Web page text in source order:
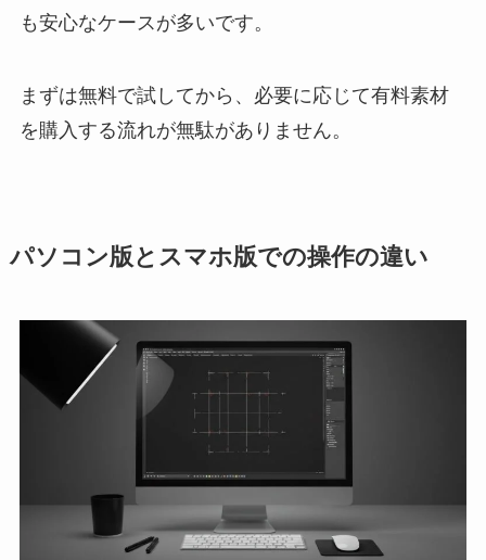
も安心なケースが多いです。
まずは無料で試してから、必要に応じて有料素材
を購入する流れが無駄がありません。
パソコン版とスマホ版での操作の違い